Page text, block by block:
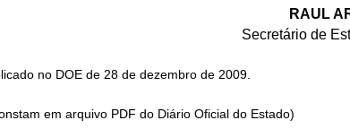
RAUL
Secretário de
no DOE de 28 de dezembro de 2009.
em arquivo PDF do Diário Oficial do Estado)